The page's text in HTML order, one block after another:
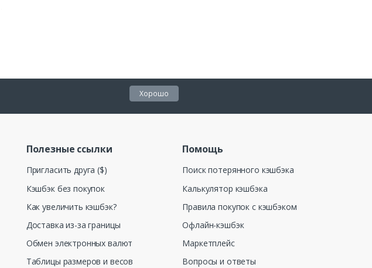
Хорошо
Полезные ссылки
Пригласить друга ($)
Кэшбэк без покупок
Как увеличить кэшбэк?
Доставка из-за границы
Обмен электронных валют
Таблицы размеров и весов
Помощь
Поиск потерянного кэшбэка
Калькулятор кэшбэка
Правила покупок с кэшбэком
Офлайн-кэшбэк
Маркетплейс
Вопросы и ответы